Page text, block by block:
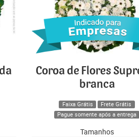
Coroa de Flores
branca
Faixa Grátis
Frete Grátis
Pague somente após a entrega
Tamanhos